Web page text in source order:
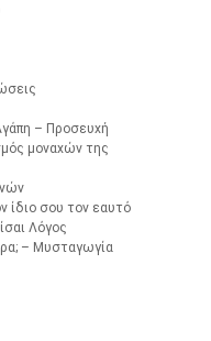
– Προσευχή
μοναχών της
ίδιο σου τον εαυτό
Λόγος
– Μυσταγωγία